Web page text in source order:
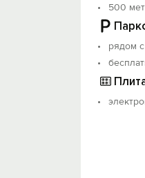
500
рядом